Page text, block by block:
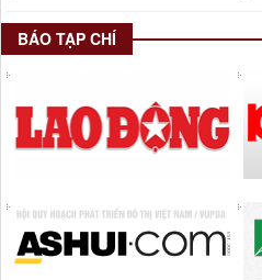
BÁO TẠP CHÍ